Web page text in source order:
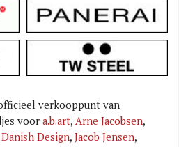
verkooppunt van
voor a.b.art, Arne Jacobsen,
Danish Design, Jacob Jensen,